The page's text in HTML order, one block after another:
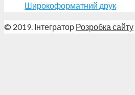
Широкоформатний друк
© 2019. Інтегратор Розробка сайту